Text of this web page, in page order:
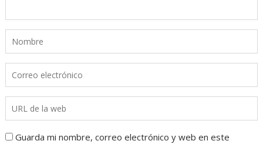
Guarda mi nombre, correo electrónico y web en este